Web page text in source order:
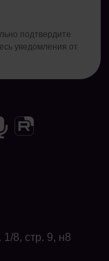
подтвердите
уведомления от
8, стр. 9, н8